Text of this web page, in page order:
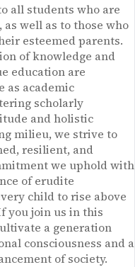
all students who are
well as to those who
esteemed parents.
of knowledge and
education are
as academic
scholarly
and holistic
milieu, we strive to
resilient, and
we uphold with
of erudite
child to rise above
you join us in this
a generation
consciousness and a
of society.